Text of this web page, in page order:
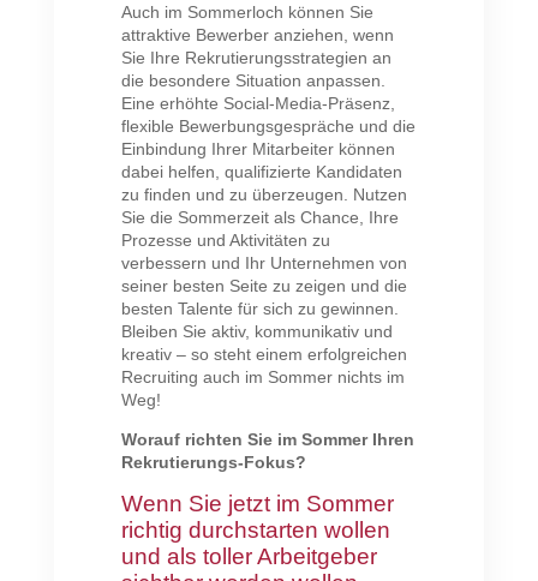
Auch im Sommerloch können Sie
attraktive Bewerber anziehen, wenn
Sie Ihre Rekrutierungsstrategien an
die besondere Situation anpassen.
Eine erhöhte Social-Media-Präsenz,
flexible Bewerbungsgespräche und die
Einbindung Ihrer Mitarbeiter können
dabei helfen, qualifizierte Kandidaten
zu finden und zu überzeugen. Nutzen
Sie die Sommerzeit als Chance, Ihre
Prozesse und Aktivitäten zu
verbessern und Ihr Unternehmen von
seiner besten Seite zu zeigen und die
besten Talente für sich zu gewinnen.
Bleiben Sie aktiv, kommunikativ und
kreativ – so steht einem erfolgreichen
Recruiting auch im Sommer nichts im
Weg!
Worauf richten Sie im Sommer Ihren
Rekrutierungs-Fokus?
Wenn Sie jetzt im Sommer
richtig durchstarten wollen
und als toller Arbeitgeber